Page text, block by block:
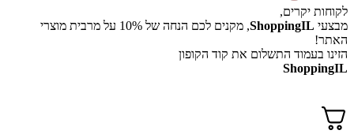
לקוחות יקרים,
מבצעי ShoppingIL
, מקנים לכם הנחה של 10% על מרבית מוצרי
האתר!
הזינו בעמוד התשלום את קוד הקופון
ShoppingIL